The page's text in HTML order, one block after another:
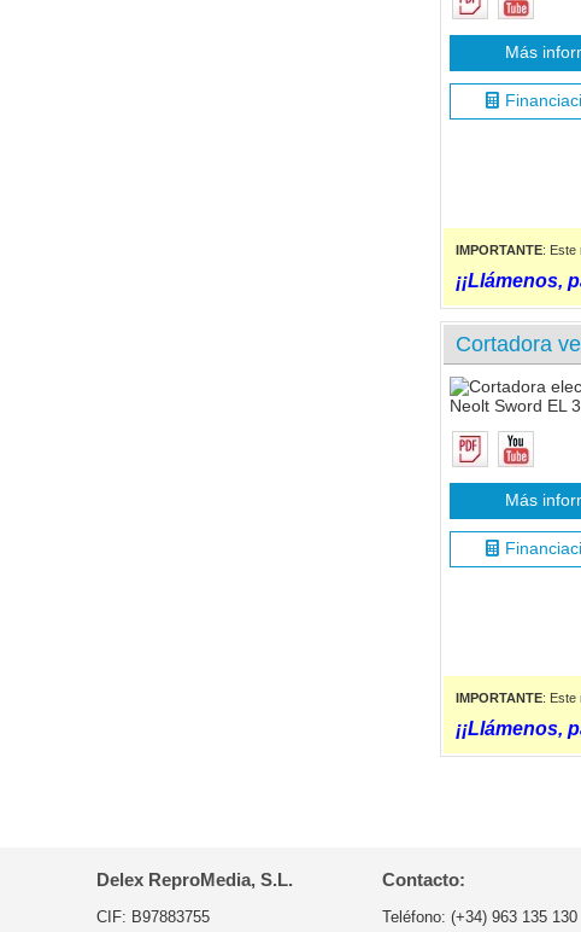
Más
IMPORTANTE: Este
¡¡Llámenos,
Cortadora
Más
IMPORTANTE: Este
¡¡Llámenos,
Delex ReproMedia, S.L.
CIF: B97883755
Contacto:
Teléfono: (+34) 963 135 130